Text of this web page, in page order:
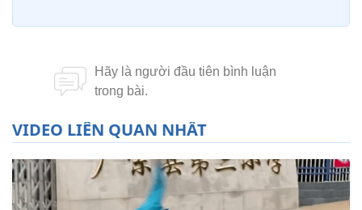
VIDEO LIÊN QUAN NHẤT